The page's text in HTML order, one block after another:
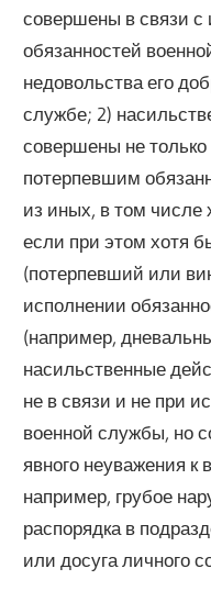
совершены в связи
обязанностей
недовольства его
службе; 2)
совершены не
потерпевшим
из иных, в том числе
если при этом хотя
(потерпевший или
исполнении
(например,
насильственные
не в связи и не при
военной службы, но
явного неуважения к
например, грубое
распорядка в
или досуга личного